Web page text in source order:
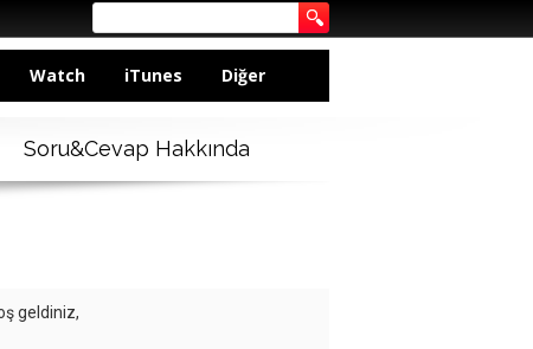
Watch iTunes Diğer
Soru&Cevap Hakkında
geldiniz,